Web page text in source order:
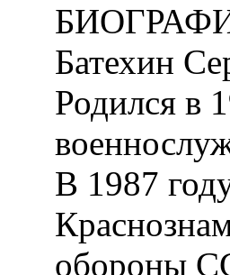
Батехин
Родился в
В 1987
обороны